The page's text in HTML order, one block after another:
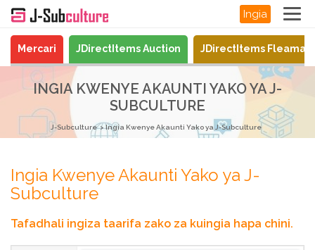
Ingia
Mercari JDirectItems Auction JDirectItems
INGIA KWENYE AKAUNTI YAKO YA J-
SUBCULTURE
J-Subculture Ingia Kwenye Akaunti Yako ya J-Subculture
Ingia Kwenye Akaunti Yako ya J-
Subculture
Tafadhali ingiza taarifa zako za kuingia hapa chini.